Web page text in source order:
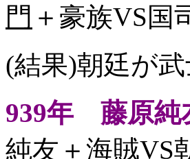
門 ＋豪族VS国
(結果)朝廷が
939年 藤原純
純友 ＋海賊VS